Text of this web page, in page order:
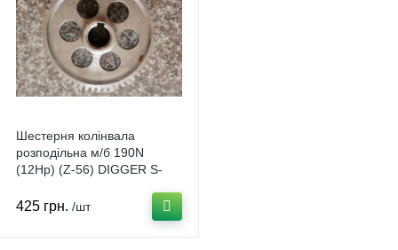
Шестерня колінвала
розподільна м/б 190N
(12Hp) (Z-56) DIGGER S-
425 грн. /шт